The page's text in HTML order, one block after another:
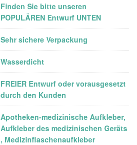
Finden Sie bitte unseren
POPULÄREN Entwurf UNTEN
Sehr sichere Verpackung
Wasserdicht
FREIER Entwurf oder vorausgesetzt
durch den Kunden
Apotheken-medizinische Aufkleber,
Aufkleber des medizinischen Geräts
, Medizinflaschenaufkleber